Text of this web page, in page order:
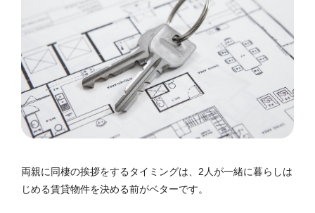
両親に同棲の挨拶をするタイミングは、2人が一緒に暮らしは
じめる賃貸物件を決める前がベターです。